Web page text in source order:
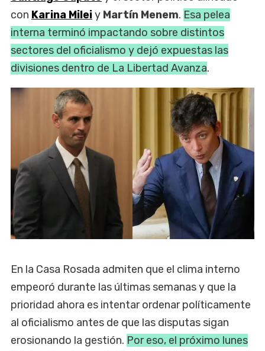
con Karina Mileiy Martín Menem. Esa pelea
interna terminó impactando sobre distintos
sectores del oficialismo y dejó expuestas las
divisiones dentro de La Libertad Avanza.
En la Casa Rosada admiten que el clima interno
empeoró durante las últimas semanas y que la
prioridad ahora es intentar ordenar políticamente
al oficialismo antes de que las disputas sigan
erosionando la gestión. Por eso, el próximo lunes